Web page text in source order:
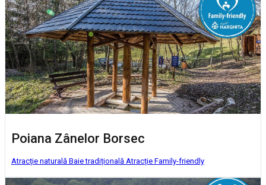
Poiana Zânelor Borsec
Atracție naturală Baie tradițională Atracție Family-friendly